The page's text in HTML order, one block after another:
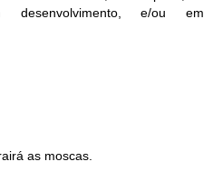
desenvolvimento, e/ou em
as moscas.